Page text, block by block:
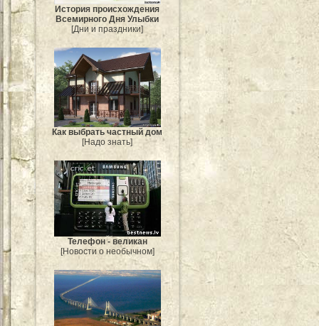
История происхождения
Всемирного Дня Улыбки
[Дни и праздники]
Как выбрать частный дом
[Надо знать]
Телефон - великан
[Новости о необычном]